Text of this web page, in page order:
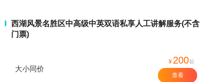
西湖风景名胜区中高级中英双语私享人工讲解服务(不含
门票)
大小同价
¥ 200起
查看